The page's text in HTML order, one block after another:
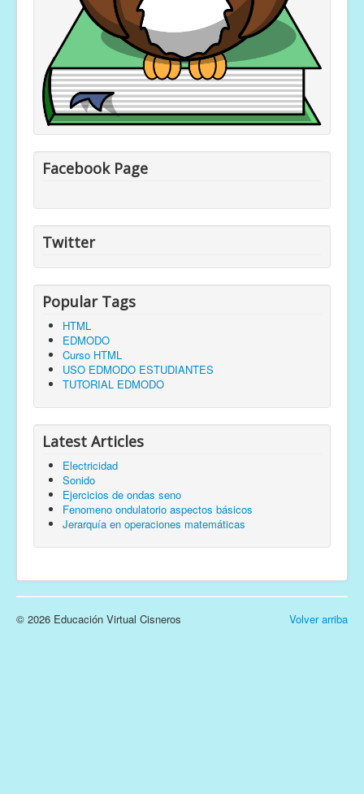
Facebook Page
Twitter
Popular Tags
HTML
EDMODO
Curso HTML
USO EDMODO ESTUDIANTES
TUTORIAL EDMODO
Latest Articles
Electricidad
Sonido
Ejercicios de ondas seno
Fenomeno ondulatorio aspectos básicos
Jerarquía en operaciones matemáticas
Volver arriba
© 2026 Educación Virtual Cisneros